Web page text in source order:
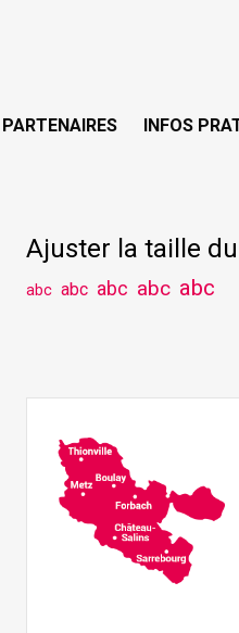
PARTENAIRES INFOS
Ajuster la taille
abc abc abc abc abc